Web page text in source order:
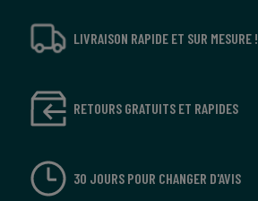
LIVRAISON RAPIDE ET SUR MESURE !
RETOURS GRATUITS ET RAPIDES
30 JOURS POUR CHANGER D'AVIS